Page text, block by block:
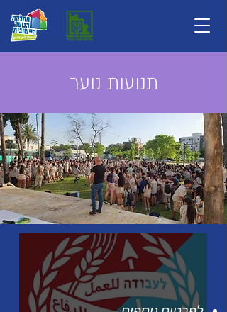
תנועות נוער